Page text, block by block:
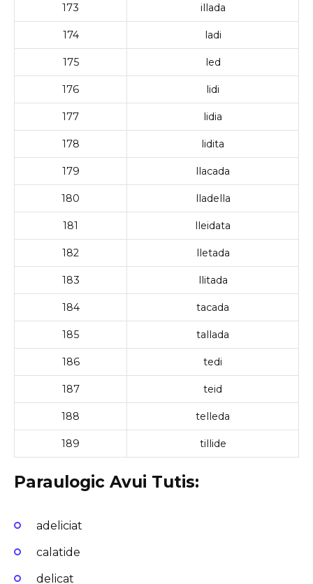
173 illada
174 ladi
175 led
176 lidi
177 lidia
178 lidita
179 llacada
180 lladella
181 lleidata
182 lletada
183 llitada
184 tacada
185 tallada
186 tedi
187 teid
188 telleda
189 tillide
Paraulogic Avui Tutis:
adeliciat
calatide
delicat